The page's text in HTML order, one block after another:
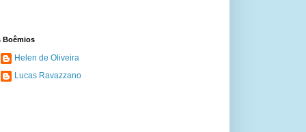
Boêmios
Helen de Oliveira
Lucas Ravazzano